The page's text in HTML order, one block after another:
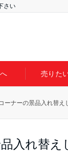
さい
売りた
ーナーの景品入れ替え
入れ替え